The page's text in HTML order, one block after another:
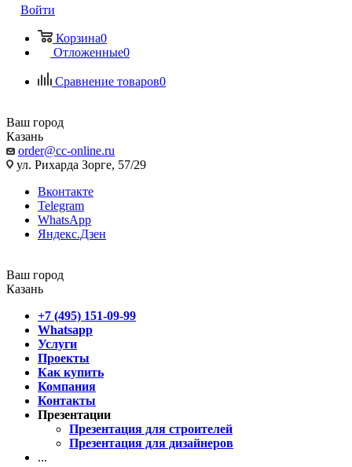
Войти
Корзина0
Отложенные0
Сравнение товаров0
Ваш город
Казань
order@cc-online.ru
ул. Рихарда Зорге, 57/29
Вконтакте
Telegram
WhatsApp
Яндекс.Дзен
Ваш город
Казань
+7 (495) 151-09-99
Whatsapp
Услуги
Проекты
Как купить
Компания
Контакты
Презентации
Презентация для строителей
Презентация для дизайнеров
...